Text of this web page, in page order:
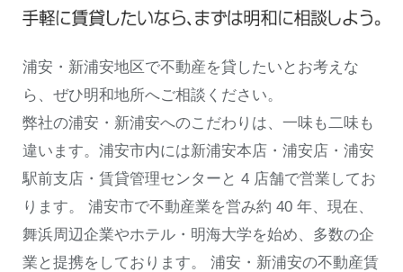
浦安・新浦安地区で不動産を貸したいとお考えな
ら、ぜひ明和地所へご相談ください。
弊社の浦安・新浦安へのこだわりは、一味も二味も
違います。浦安市内には新浦安本店・浦安店・浦安
駅前支店・賃貸管理センターと 4 店舗で営業してお
ります。 浦安市で不動産業を営み約 40 年、現在、
舞浜周辺企業やホテル・明海大学を始め、多数の企
業と提携をしております。 浦安・新浦安の不動産賃